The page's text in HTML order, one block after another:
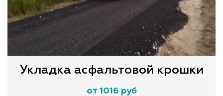
Укладка асфальтовой крошки
от 1016 руб